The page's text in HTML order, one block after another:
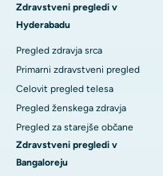
Zdravstveni pregledi v
Hyderabadu
Pregled zdravja srca
Primarni zdravstveni pregled
Celovit pregled telesa
Pregled ženskega zdravja
Pregled za starejše občane
Zdravstveni pregledi v
Bangaloreju